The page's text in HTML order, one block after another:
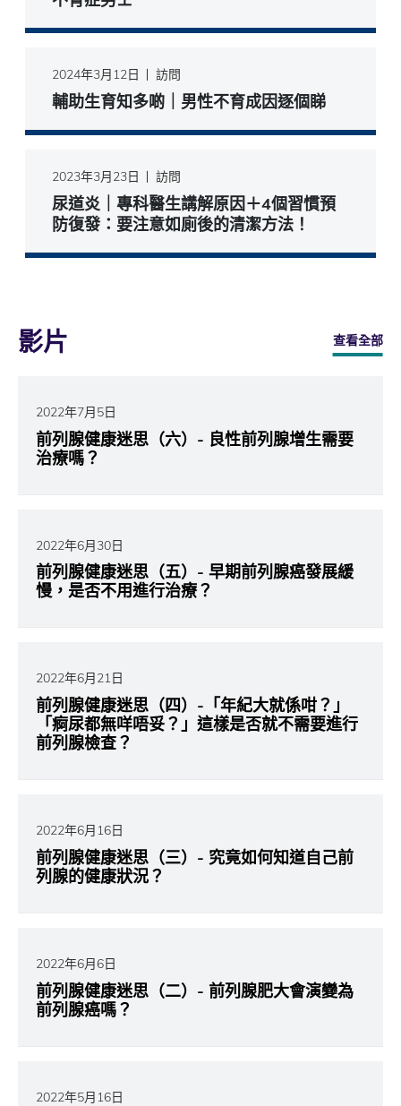
2024年3月12日 訪問
輔助生育知多啲｜男性不育成因逐個睇
2023年3月23日 訪問
尿道炎｜專科醫生講解原因＋4個習慣預
防復發：要注意如廁後的清潔方法！
影片 查看全部
2022年7月5日
前列腺健康迷思（六）- 良性前列腺增生需要
治療嗎？
2022年6月30日
前列腺健康迷思（五）- 早期前列腺癌發展緩
慢，是否不用進行治療？
2022年6月21日
前列腺健康迷思（四）-「年紀大就係咁？」
「痾尿都無咩唔妥？」這樣是否就不需要進行
前列腺檢查？
2022年6月16日
前列腺健康迷思（三）- 究竟如何知道自己前
列腺的健康狀況？
2022年6月6日
前列腺健康迷思（二）- 前列腺肥大會演變為
前列腺癌嗎？
2022年5月16日